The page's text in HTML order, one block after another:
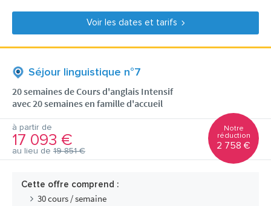
Voir les dates et tarifs
Séjour linguistique n°7
20 semaines de Cours d'anglais Intensif
avec 20 semaines en famille d'accueil
à partir de
17 093 €
au lieu de 19 851 €
Notre
réduction
2 758 €
Cette offre comprend :
30 cours / semaine